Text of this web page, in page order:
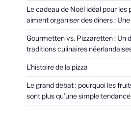
Le cadeau de Noël idéal pour les
aiment organiser des dîners :
Gourmetten vs. Pizzaretten : Un
traditions culinaires
L’histoire de la pizza
Le grand débat : pourquoi les
sont plus qu’une simple tendance